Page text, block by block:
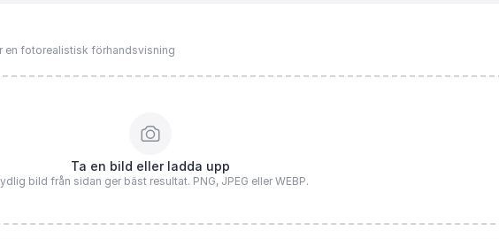
en fotorealistisk förhandsvisning
Ta en bild eller ladda upp
bild från sidan ger bäst resultat. PNG, JPEG eller WEBP.